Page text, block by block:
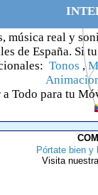
música real y
de España. Si
Tonos ,
a Todo para tu
Pórtate bien y
Visita